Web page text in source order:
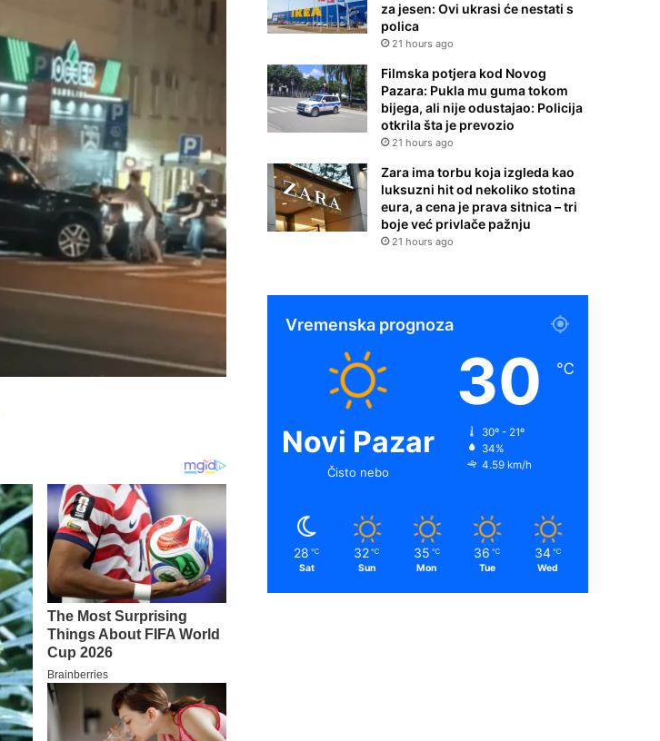
za jesen: Ovi ukrasi će nestati s
polica
21 hours ago
Filmska potjera kod Novog
Pazara: Pukla mu guma tokom
bijega, ali nije odustajao: Policija
otkrila šta je prevozio
21 hours ago
Zara ima torbu koja izgleda kao
luksuzni hit od nekoliko stotina
eura, a cena je prava sitnica – tri
boje već privlače pažnju
21 hours ago
Vremenska prognoza
Novi Pazar
Čisto nebo
30 ℃
30º - 21º
34%
4.59 km/h
28 ℃
Sat
32 ℃
Sun
35 ℃
Mon
36 ℃
Tue
34 ℃
Wed